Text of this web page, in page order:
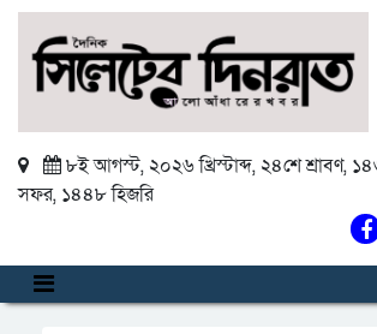
৮ই আগস্ট, ২০২৬ খ্রিস্টাব্দ, ২৪শে শ্রাবণ,
সফর, ১৪৪৮ হিজরি